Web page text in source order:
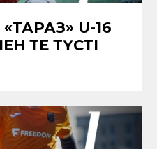
U-16
ТЕҢ ТҮСТІ